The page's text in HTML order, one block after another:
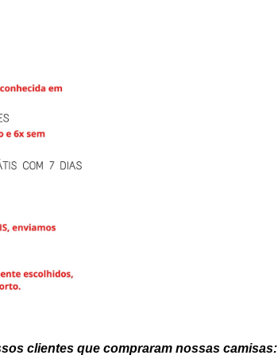
clientes que compraram nossas camisas: